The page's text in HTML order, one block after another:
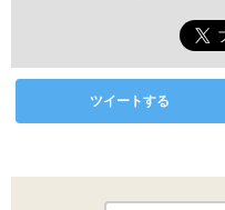
ツイートする